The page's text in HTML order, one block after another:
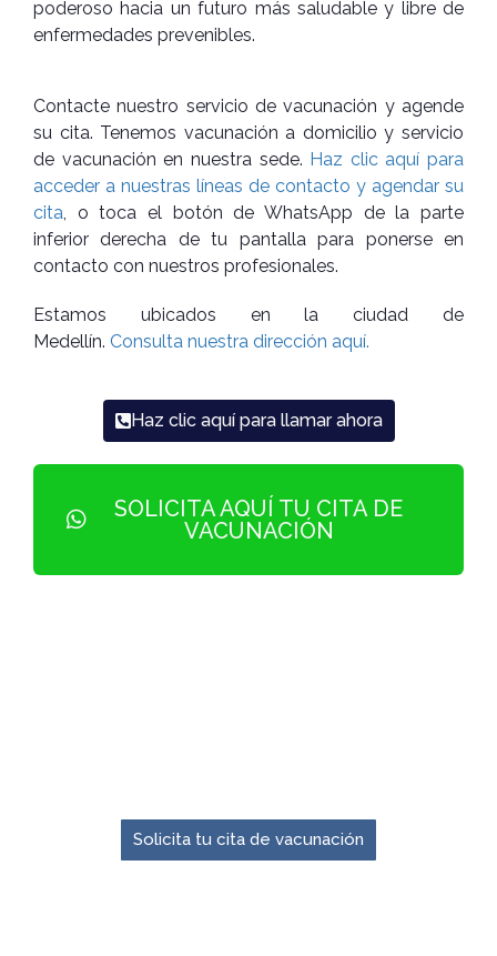
poderoso hacia un futuro más saludable y libre de
enfermedades prevenibles.
Contacte nuestro servicio de vacunación y agende
su cita. Tenemos vacunación a domicilio y servicio
de vacunación en nuestra sede. Haz clic aquí para
acceder a nuestras líneas de contacto y agendar su
cita , o toca el botón de WhatsApp de la parte
inferior derecha de tu pantalla para ponerse en
contacto con nuestros profesionales.
Estamos ubicados en la ciudad de
Medellín. Consulta nuestra dirección aquí.
Haz clic aquí para llamar ahora
SOLICITA AQUÍ TU CITA DE
VACUNACIÓN
Solicita tu cita de vacunación